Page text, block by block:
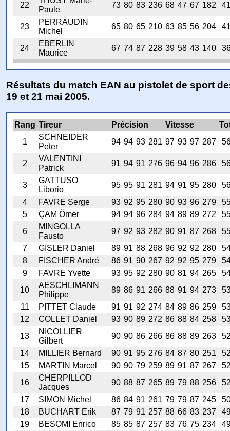
22
Paule
73 80 83 236 68 47 67 182
23
PERRAUDIN
Michel
65 80 65 210 63 85 56 204
24
EBERLIN
Maurice
67 74 87 228 39 58 43 140
Résultats du match EAN au pistolet de sport
19 et 21 mai 2005.
Rang Tireur Précision Vitesse
1
SCHNEIDER
Peter
94 94 93 281 97 93 97 287
2
VALENTINI
Patrick
91 94 91 276 96 94 96 286
3
GATTUSO
Liborio
95 95 91 281 94 91 95 280
4
FAVRE Serge 93 92 95 280 90 93 96 279
5
ÇAM Ömer 94 94 96 284 94 89 89 272
6
MINGOLLA
Fausto
97 92 93 282 90 91 87 268
7
GISLER Daniel 89 91 88 268 96 92 92 280
8
FISCHER André 86 91 90 267 92 92 95 279
9
FAVRE Yvette 93 95 92 280 90 81 94 265
10
AESCHLIMANN
Philippe
89 86 91 266 88 91 94 273
11
PITTET Claude 91 91 92 274 84 89 86 259
12
COLLET Daniel 93 90 89 272 86 88 84 258
13
NICOLLIER
Gilbert
90 90 86 266 86 88 89 263
14
MILLIER Bernard 90 91 95 276 84 87 80 251
15
MARTIN Marcel 90 90 79 259 89 91 87 267
16
CHERPILLOD
Jacques
90 88 87 265 89 79 88 256
17
SIMON Michel 86 84 91 261 79 79 87 245
18
BUCHART Erik 87 79 91 257 88 66 83 237
19
BESOMI Enrico 85 85 87 257 83 76 75 234